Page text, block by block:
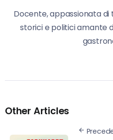
Docente, appassionata
storici e politici amante
Other Articles